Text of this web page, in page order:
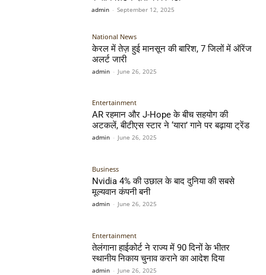
admin - September 12, 2025
National News
केरल में तेज़ हुई मानसून की बारिश, 7 जिलों में ऑरेंज
अलर्ट जारी
admin - June 26, 2025
Entertainment
AR रहमान और J-Hope के बीच सहयोग की
अटकलें, बीटीएस स्टार ने ‘यारा’ गाने पर बढ़ाया ट्रेंड
admin - June 26, 2025
Business
Nvidia 4% की उछाल के बाद दुनिया की सबसे
मूल्यवान कंपनी बनी
admin - June 26, 2025
Entertainment
तेलंगाना हाईकोर्ट ने राज्य में 90 दिनों के भीतर
स्थानीय निकाय चुनाव कराने का आदेश दिया
admin - June 26, 2025